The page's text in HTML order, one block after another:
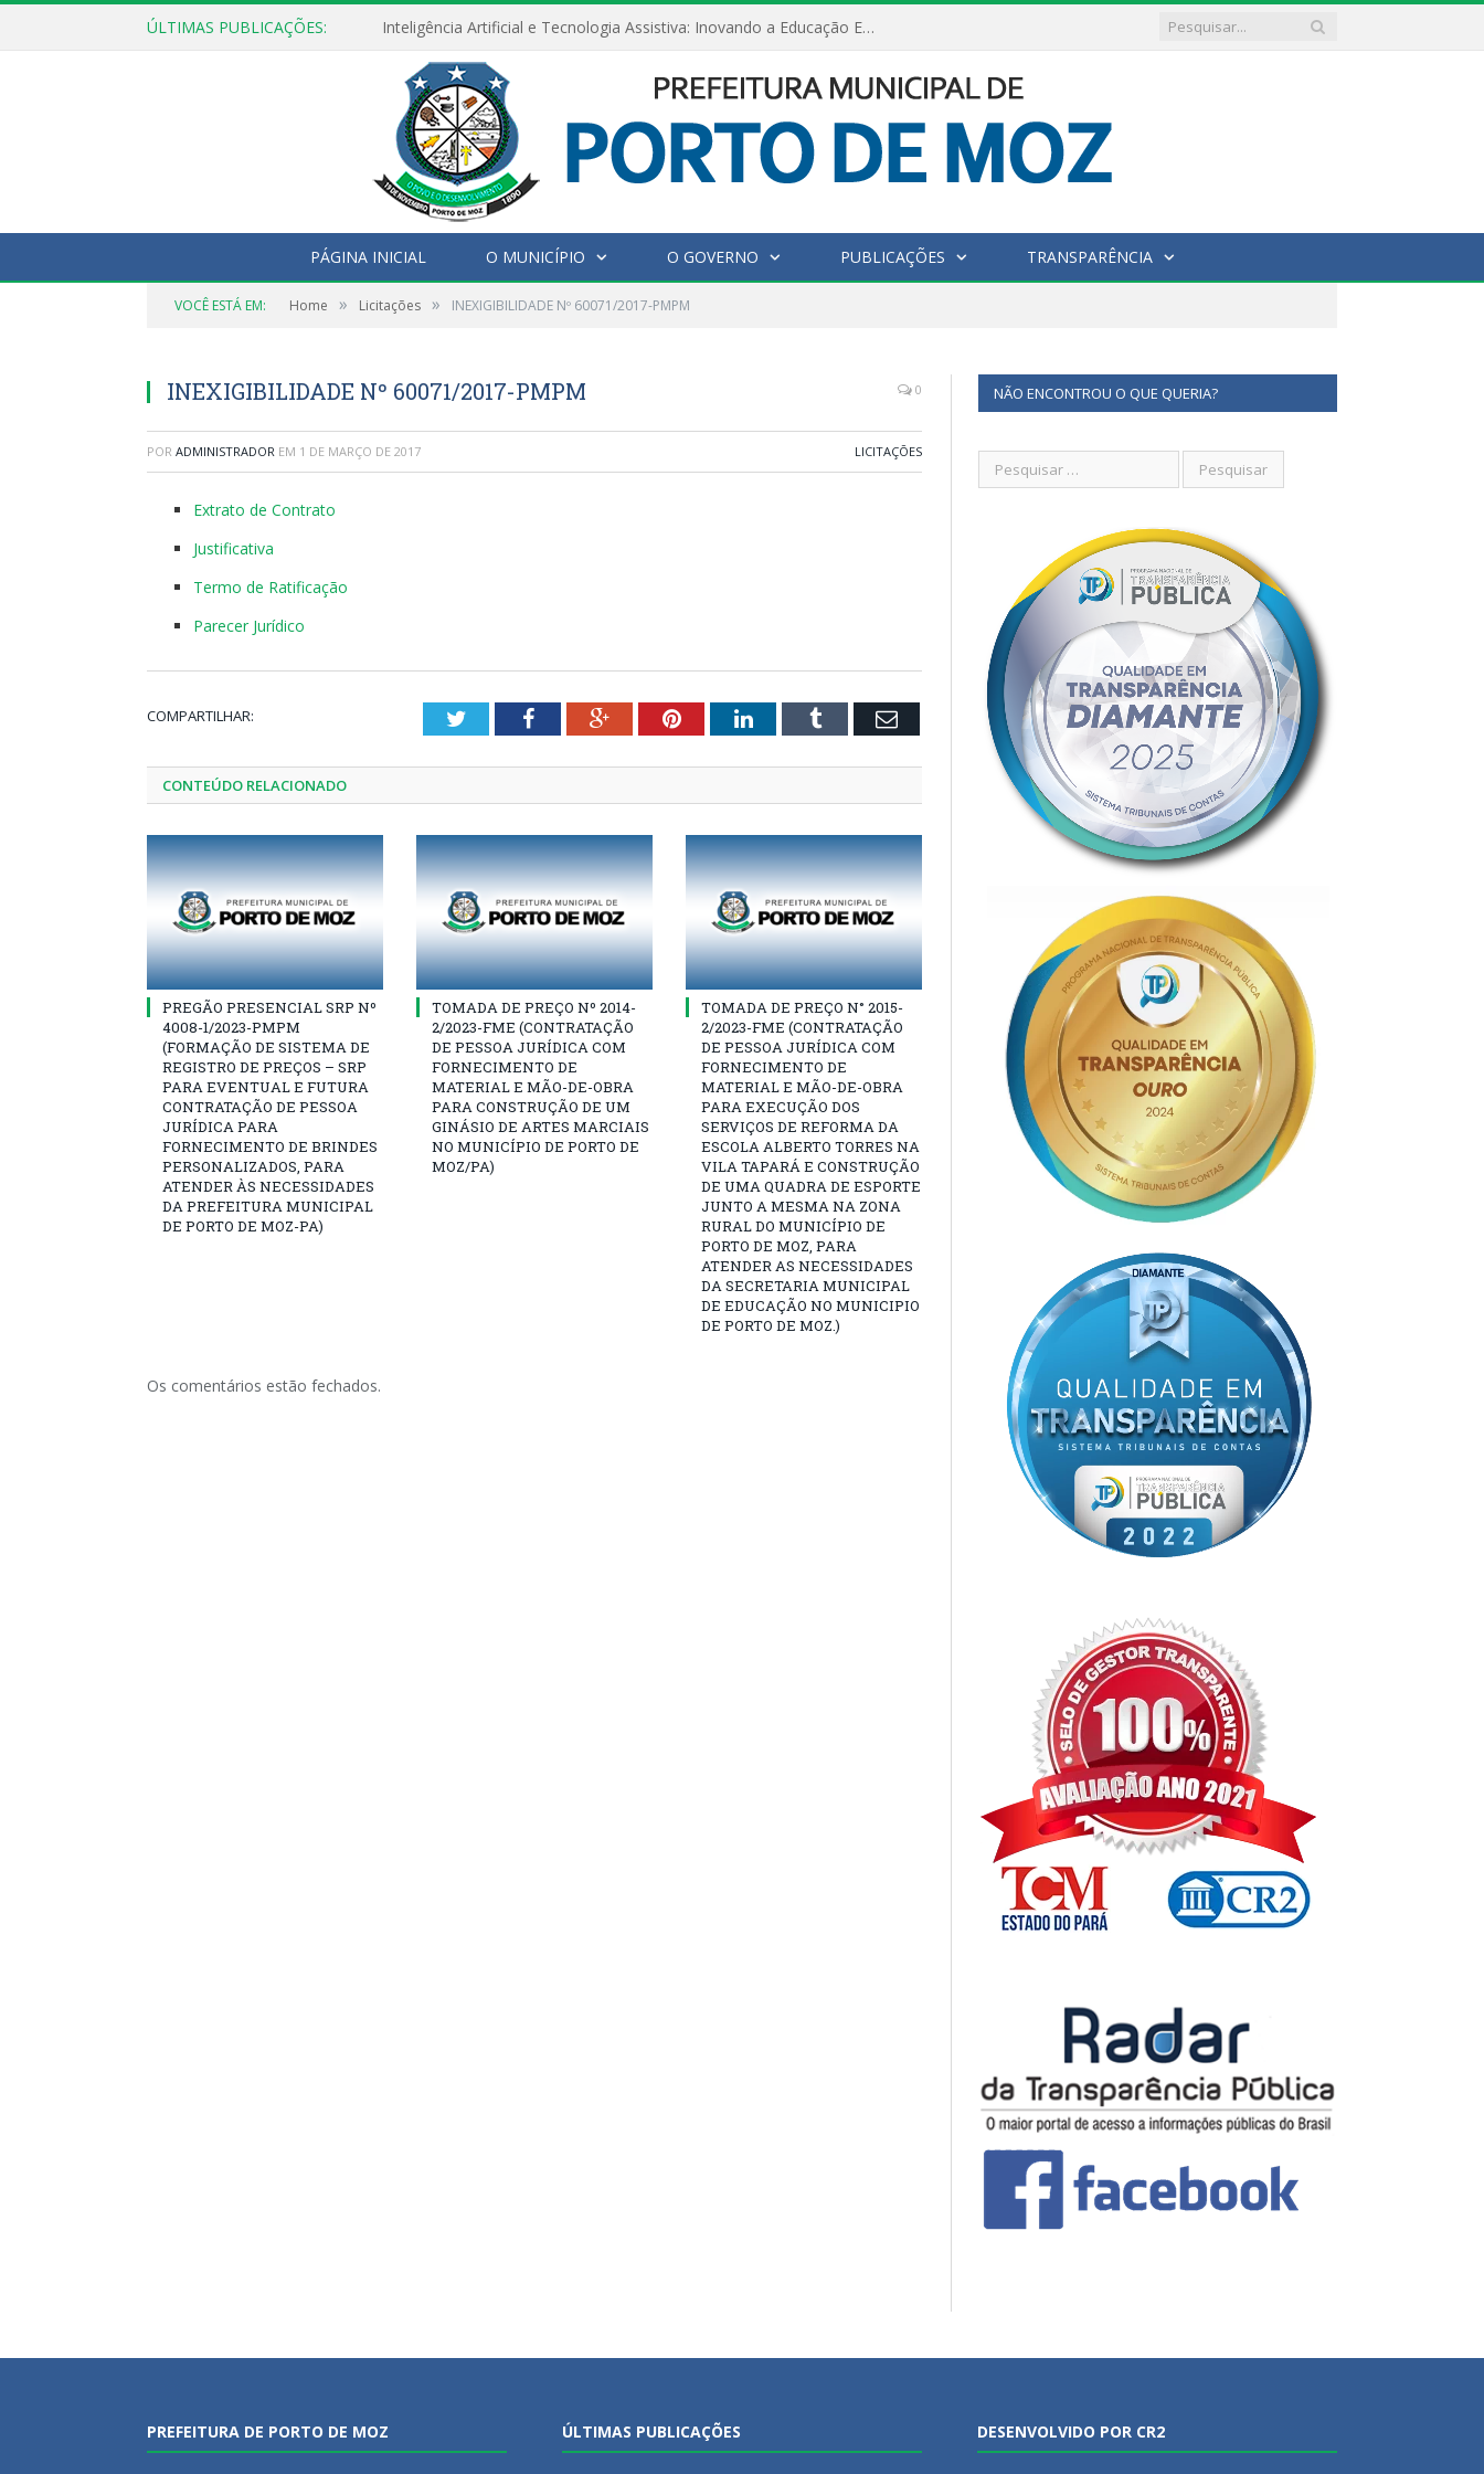
ÚLTIMAS PUBLICAÇÕES: Inteligência Artificial e Tecnologia Assistiva: Inovando a Educação Especial e Inclusiva
PÁGINA INICIAL O MUNICÍPIO O GOVERNO PUBLICAÇÕES TRANSPARÊNCIA
VOCÊ ESTÁ EM: Home » Licitações » INEXIGIBILIDADE Nº 60071/2017-PMPM
INEXIGIBILIDADE Nº 60071/2017-PMPM 0
POR ADMINISTRADOR EM 1 DE MARÇO DE 2017 LICITAÇÕES
Extrato de Contrato
Justificativa
Termo de Ratificação
Parecer Jurídico
COMPARTILHAR: TwitterFacebookGoogle+PinterestLinkedInTumblr Email
CONTEÚDO RELACIONADO
PREGÃO PRESENCIAL SRP Nº
4008-1/2023-PMPM
(FORMAÇÃO DE SISTEMA DE
REGISTRO DE PREÇOS – SRP
PARA EVENTUAL E FUTURA
CONTRATAÇÃO DE PESSOA
JURÍDICA PARA
FORNECIMENTO DE BRINDES
PERSONALIZADOS, PARA
ATENDER ÀS NECESSIDADES
DA PREFEITURA MUNICIPAL
DE PORTO DE MOZ-PA)
TOMADA DE PREÇO Nº 2014-
2/2023-FME (CONTRATAÇÃO
DE PESSOA JURÍDICA COM
FORNECIMENTO DE
MATERIAL E MÃO-DE-OBRA
PARA CONSTRUÇÃO DE UM
GINÁSIO DE ARTES MARCIAIS
NO MUNICÍPIO DE PORTO DE
MOZ/PA)
TOMADA DE PREÇO N° 2015-
2/2023-FME (CONTRATAÇÃO
DE PESSOA JURÍDICA COM
FORNECIMENTO DE
MATERIAL E MÃO-DE-OBRA
PARA EXECUÇÃO DOS
SERVIÇOS DE REFORMA DA
ESCOLA ALBERTO TORRES NA
VILA TAPARÁ E CONSTRUÇÃO
DE UMA QUADRA DE ESPORTE
JUNTO A MESMA NA ZONA
RURAL DO MUNICÍPIO DE
PORTO DE MOZ, PARA
ATENDER AS NECESSIDADES
DA SECRETARIA MUNICIPAL
DE EDUCAÇÃO NO MUNICIPIO
DE PORTO DE MOZ.)
Os comentários estão fechados.
NÃO ENCONTROU O QUE QUERIA?
PREFEITURA DE PORTO DE MOZ ÚLTIMAS PUBLICAÇÕES DESENVOLVIDO POR CR2